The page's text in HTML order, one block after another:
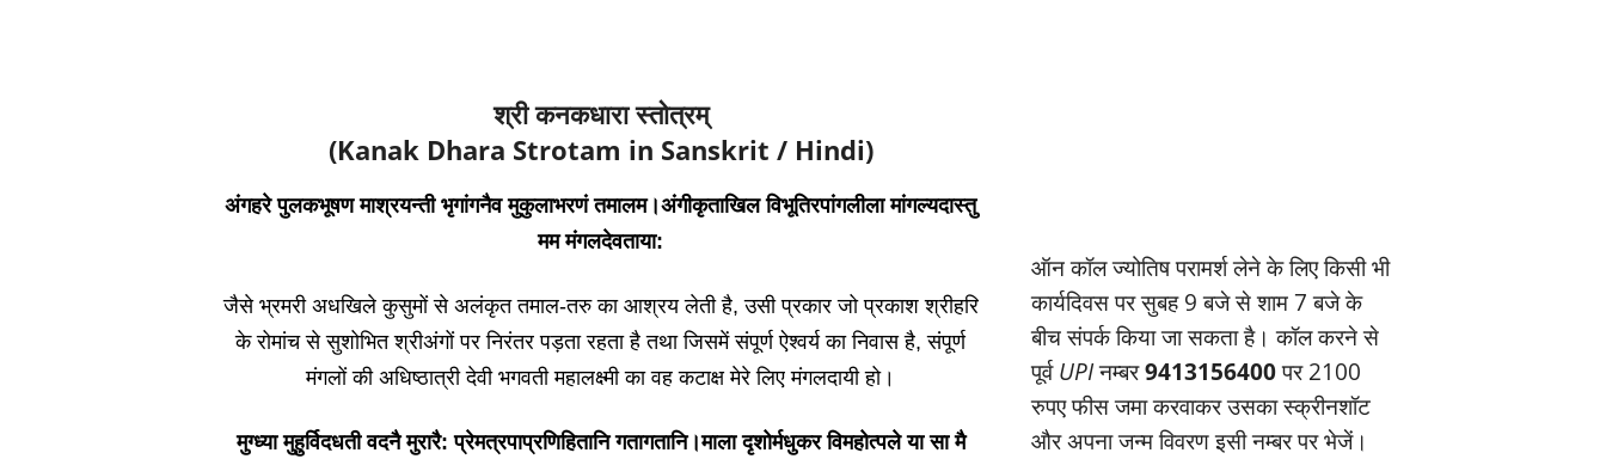
श्री कनकधारा स्तोत्रम्
(Kanak Dhara Strotam in Sanskrit / Hindi)
अंगहरे पुलकभूषण माश्रयन्ती भृगांगनैव मुकुलाभरणं तमालम।अंगीकृताखिल विभूतिरपांगलीला मांगल्यदास्तु
मम मंगलदेवताया:
जैसे भ्रमरी अधखिले कुसुमों से अलंकृत तमाल-तरु का आश्रय लेती है, उसी प्रकार जो प्रकाश श्रीहरि
के रोमांच से सुशोभित श्रीअंगों पर निरंतर पड़ता रहता है तथा जिसमें संपूर्ण ऐश्वर्य का निवास है, संपूर्ण
मंगलों की अधिष्ठात्री देवी भगवती महालक्ष्मी का वह कटाक्ष मेरे लिए मंगलदायी हो।
मुग्ध्या मुहुर्विदधती वदनै मुरारै: प्रेमत्रपाप्रणिहितानि गतागतानि।माला दृशोर्मधुकर विमहोत्पले या सा मै
ऑन कॉल ज्‍योतिष परामर्श लेने के लिए किसी भी
कार्यदिवस पर सुबह 9 बजे से शाम 7 बजे के
बीच संपर्क किया जा सकता है। कॉल करने से
पूर्वUPIनम्‍बर9413156400पर 2100
रुपए फीस जमा करवाकर उसका स्‍क्रीनशॉट
और अपना जन्‍म विवरण इसी नम्‍बर पर भेजें।